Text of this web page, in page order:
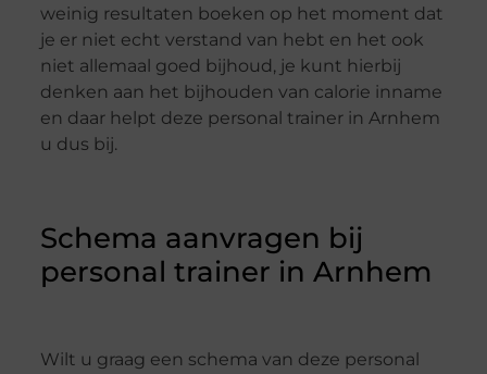
weinig resultaten boeken op het moment dat
je er niet echt verstand van hebt en het ook
niet allemaal goed bijhoud, je kunt hierbij
denken aan het bijhouden van calorie inname
en daar helpt deze personal trainer in Arnhem
u dus bij.
Schema aanvragen bij
personal trainer in Arnhem
Wilt u graag een schema van deze personal